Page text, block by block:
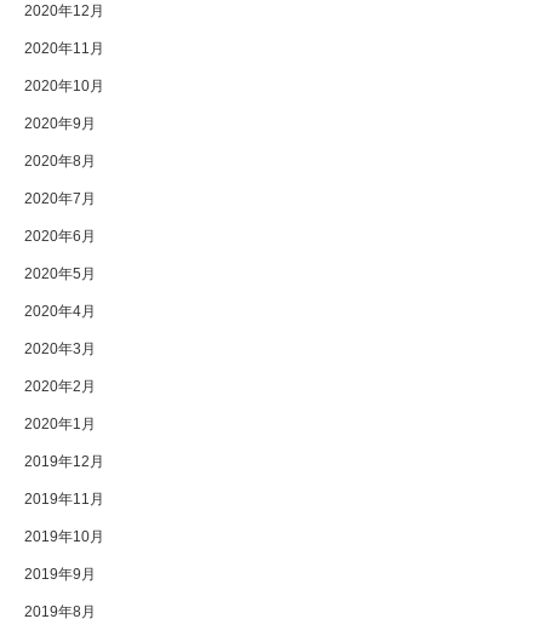
2020年12月
2020年11月
2020年10月
2020年9月
2020年8月
2020年7月
2020年6月
2020年5月
2020年4月
2020年3月
2020年2月
2020年1月
2019年12月
2019年11月
2019年10月
2019年9月
2019年8月